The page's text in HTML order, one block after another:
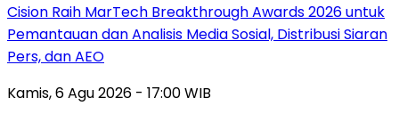
Cision Raih MarTech Breakthrough Awards 2026 untuk
Pemantauan dan Analisis Media Sosial, Distribusi Siaran
Pers, dan AEO
Kamis, 6 Agu 2026 - 17:00 WIB